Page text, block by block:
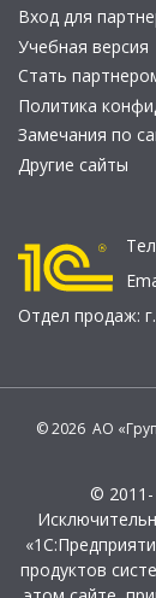
Вход для
Учебная версия
Стать
Политика
Замечания по
Другие сайты
Отдел продаж:
© 2026 АО
©
продуктов